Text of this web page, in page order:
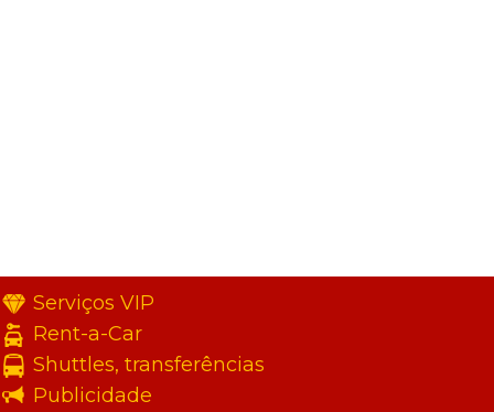
Serviços VIP
Rent-a-Car
Shuttles, transferências
Publicidade